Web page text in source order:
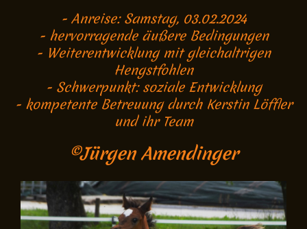
- Anreise: Samstag, 03.02.2024
- hervorragende äußere Bedingungen
- Weiterentwicklung mit gleichaltrigen
Hengstfohlen
- Schwerpunkt: soziale Entwicklung
- kompetente Betreuung durch Kerstin Löffler
und ihr Team
©Jürgen Amendinger